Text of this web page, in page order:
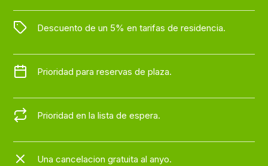
Descuento de un 5% en tarifas de residencia.
Prioridad para reservas de plaza.
Prioridad en la lista de espera.
Una cancelacion gratuita al anyo.